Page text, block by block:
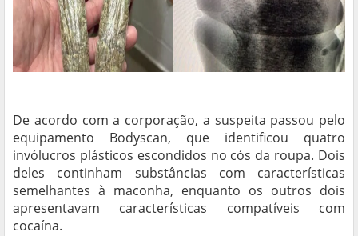
De acordo com a corporação, a suspeita passou pelo
equipamento Bodyscan, que identificou quatro
invólucros plásticos escondidos no cós da roupa. Dois
deles continham substâncias com características
semelhantes à maconha, enquanto os outros dois
apresentavam características compatíveis com
cocaína.